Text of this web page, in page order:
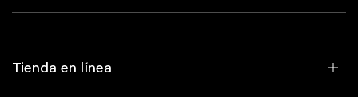
Tienda en línea